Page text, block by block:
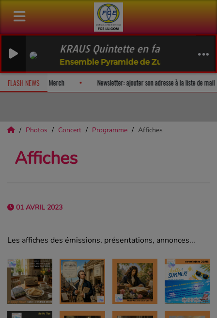
KRAUS Quintette en fa: Adagio
Ensemble Pyramide de Zurich
FLASH NEWS
surprise! Fan Releases & Merch Newsletter: ajouter son
Photos Concert Programme Affiches
Affiches
01 AVRIL 2023
Les affiches des émissions, présentations, annonces...